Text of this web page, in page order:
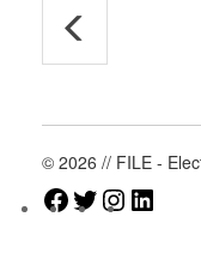
© 2026 // FILE -
Facebook
TwitterInstagram